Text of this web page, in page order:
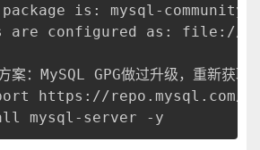
is: mysql-
are configured as: file:///
案：MySQL GPG做过升级，重新获取
https://repo.mysql.com/
mysql-server -y